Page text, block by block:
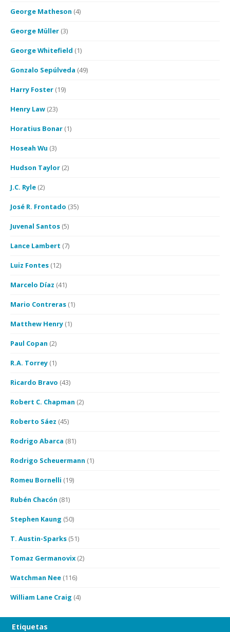
George Matheson (4)
George Müller (3)
George Whitefield (1)
Gonzalo Sepúlveda (49)
Harry Foster (19)
Henry Law (23)
Horatius Bonar (1)
Hoseah Wu (3)
Hudson Taylor (2)
J.C. Ryle (2)
José R. Frontado (35)
Juvenal Santos (5)
Lance Lambert (7)
Luiz Fontes (12)
Marcelo Díaz (41)
Mario Contreras (1)
Matthew Henry (1)
Paul Copan (2)
R.A. Torrey (1)
Ricardo Bravo (43)
Robert C. Chapman (2)
Roberto Sáez (45)
Rodrigo Abarca (81)
Rodrigo Scheuermann (1)
Romeu Bornelli (19)
Rubén Chacón (81)
Stephen Kaung (50)
T. Austin-Sparks (51)
Tomaz Germanovix (2)
Watchman Nee (116)
William Lane Craig (4)
Etiquetas